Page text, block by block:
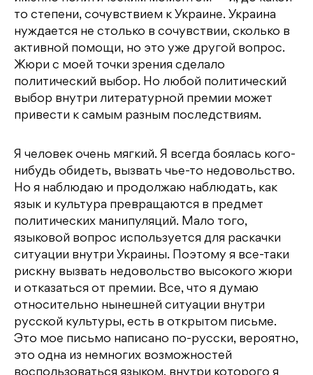
то степени, сочувствием к Украине. Украина
нуждается не столько в сочувствии, сколько в
активной помощи, но это уже другой вопрос.
Жюри с моей точки зрения сделало
политический выбор. Но любой политический
выбор внутри литературной премии может
привести к самым разным последствиям.
Я человек очень мягкий. Я всегда боялась кого-
нибудь обидеть, вызвать чье-то недовольство.
Но я наблюдаю и продолжаю наблюдать, как
язык и культура превращаются в предмет
политических манипуляций. Мало того,
языковой вопрос используется для раскачки
ситуации внутри Украины. Поэтому я все-таки
рискну вызвать недовольство высокого жюри
и отказаться от премии. Все, что я думаю
относительно нынешней ситуации внутри
русской культуры, есть в открытом письме.
Это мое письмо написано по-русски, вероятно,
это одна из немногих возможностей